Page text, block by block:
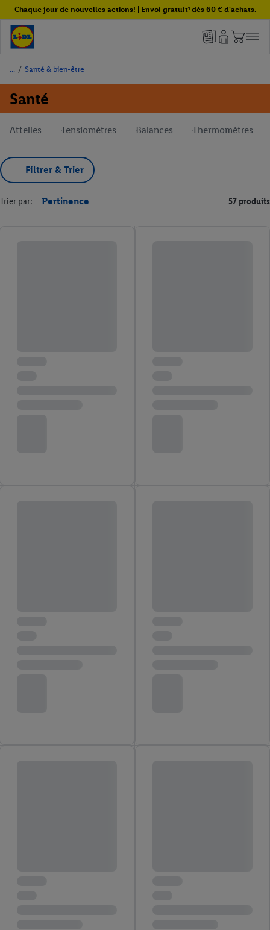
Chaque jour de nouvelles actions! | Envoi gratuit¹ dès 60 € d'achats.
/ Santé & bien-être
Santé
Attelles Tensiomètres Balances Thermomètres
Filtrer & Trier
Trier par: Pertinence 57 produits